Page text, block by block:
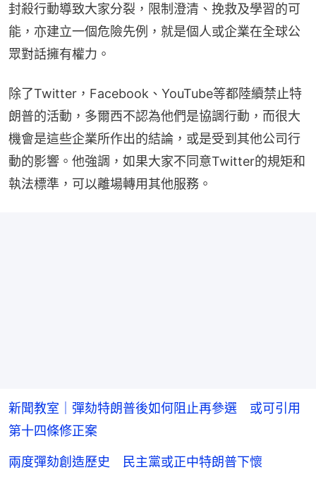
封殺行動導致大家分裂，限制澄清、挽救及學習的可
能，亦建立一個危險先例，就是個人或企業在全球公
眾對話擁有權力。
除了Twitter，Facebook、YouTube等都陸續禁止特
朗普的活動，多爾西不認為他們是協調行動，而很大
機會是這些企業所作出的結論，或是受到其他公司行
動的影響。他強調，如果大家不同意Twitter的規矩和
執法標準，可以離場轉用其他服務。
新聞教室｜彈劾特朗普後如何阻止再參選 或可引用
第十四條修正案
兩度彈劾創造歷史 民主黨或正中特朗普下懷